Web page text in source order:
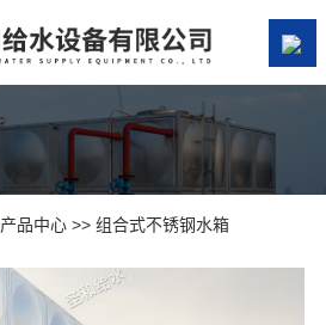
产品中心 >>组合式不锈钢水箱